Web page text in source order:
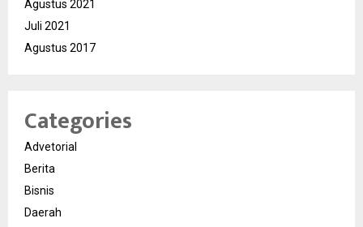
Agustus 2021
Juli 2021
Agustus 2017
Categories
Advetorial
Berita
Bisnis
Daerah